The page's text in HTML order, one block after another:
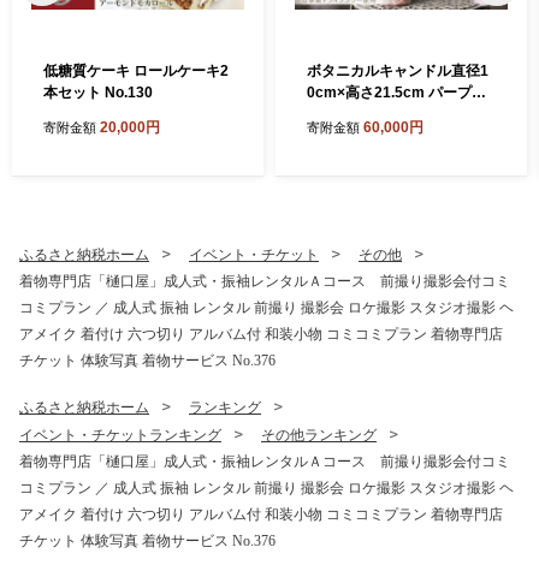
低糖質ケーキ ロールケーキ2
本セット No.130
寄附金額 20,000円
ボタニカルキャンドル直径1
0cm×高さ21.5cm パープル
ドライフラワーキャンドル
癒し空間 季節の花 ドライフ
ラワー 埼玉県 No.638-06
寄附金額 60,000円
ふるさと納税ホーム イベント・チケット
その他
着物専門店「樋口屋」成人式・振袖レンタルＡコース 前撮り撮影会付コミ
コミプラン ／ 成人式 振袖 レンタル 前撮り 撮影会 ロケ撮影 スタジオ撮影 ヘ
アメイク 着付け 六つ切り アルバム付 和装小物 コミコミプラン 着物専門店
チケット 体験写真 着物サービス No.376
ふるさと納税ホーム
ランキング
イベント・チケットランキング
その他ランキング
着物専門店「樋口屋」成人式・振袖レンタルＡコース 前撮り撮影会付コミ
コミプラン ／ 成人式 振袖 レンタル 前撮り 撮影会 ロケ撮影 スタジオ撮影 ヘ
アメイク 着付け 六つ切り アルバム付 和装小物 コミコミプラン 着物専門店
チケット 体験写真 着物サービス No.376